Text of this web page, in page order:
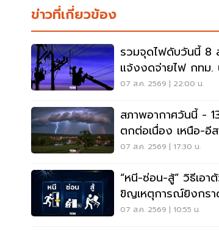
ข่าวที่เกี่ยวข้อง
รวมจุดไฟดับวันนี้ 8
แจ้งงดจ่ายไฟ กทม.
สมุทรปราการ
07 ส.ค. 2569 | 22:00 น.
สภาพอากาศวันนี้ -
ตกต่อเนื่อง เหนือ-อี
ตกหนักมากบางแห่ง
07 ส.ค. 2569 | 17:30 น.
“หนี-ซ่อน-สู้” วิธีเอาตัวรอดเมื่อเผ
ขิญเหตุการณ์ยิงกรา
07 ส.ค. 2569 | 10:55 น.